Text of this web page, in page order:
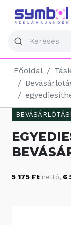
Főoldal
5 175 Ft nettó, 6